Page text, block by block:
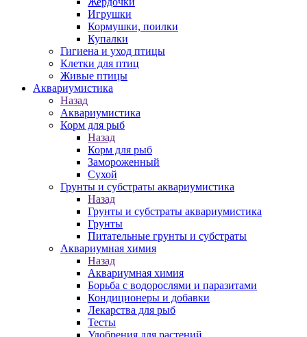
Игрушки
Кормушки, поилки
Купалки
Гигиена и уход птицы
Клетки для птиц
Живые птицы
Аквариумистика
Назад
Аквариумистика
Корм для рыб
Назад
Корм для рыб
Замороженный
Сухой
Грунты и субстраты аквариумистика
Назад
Грунты и субстраты аквариумистика
Грунты
Питательные грунты и субстраты
Аквариумная химия
Назад
Аквариумная химия
Борьба с водорослями и паразитами
Кондиционеры и добавки
Лекарства для рыб
Тесты
Удобрения для растений